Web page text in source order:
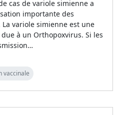
cas de variole simienne a
importante des
variole simienne est une
à un Orthopoxvirus. Si les
vaccinale